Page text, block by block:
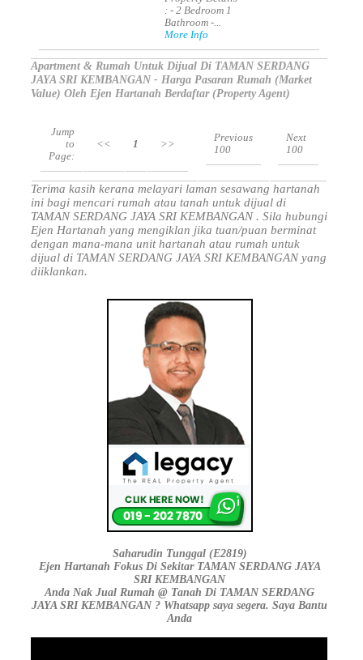
: - 2 Bedroom 1
Bathroom -...
More Info
Apartment & Rumah Untuk Dijual Di TAMAN SERDANG
JAYA SRI KEMBANGAN - Harga Pasaran Rumah (Market
Value) Oleh Ejen Hartanah Berdaftar (Property Agent)
Jump
to
Page:
<< 1 >>
Previous
100
Next
100
Terima kasih kerana melayari laman sesawang hartanah
ini bagi mencari rumah atau tanah untuk dijual di
TAMAN SERDANG JAYA SRI KEMBANGAN . Sila hubungi
Ejen Hartanah yang mengiklan jika tuan/puan berminat
dengan mana-mana unit hartanah atau rumah untuk
dijual di TAMAN SERDANG JAYA SRI KEMBANGAN yang
diiklankan.
Saharudin Tunggal (E2819)
Ejen Hartanah Fokus Di Sekitar TAMAN SERDANG JAYA
SRI KEMBANGAN
Anda Nak Jual Rumah @ Tanah Di TAMAN SERDANG
JAYA SRI KEMBANGAN ? Whatsapp saya segera. Saya Bantu
Anda